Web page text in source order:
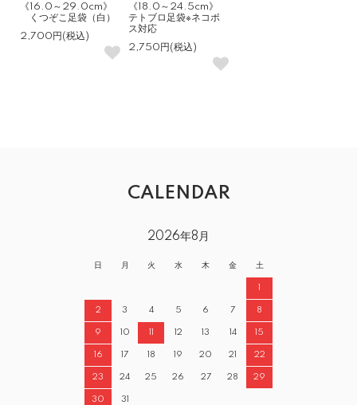
《16.0～29.0cm》
くつぞこ足袋（白）
2,700円(税込)
《18.0～24.5cm》
テトブロ足袋※ネコポ
ス対応
2,750円(税込)
CALENDAR
2026年8月
日 月 火 水 木 金 土
1
2 3 4 5 6 7 8
9 10 11 12 13 14 15
16 17 18 19 20 21 22
23 24 25 26 27 28 29
30 31